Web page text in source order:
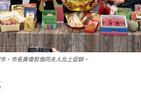
，市長黃偉哲偕同夫人北上促銷。